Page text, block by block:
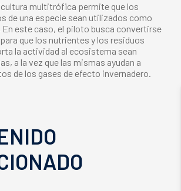
multitrófica permite que los
de una especie sean utilizados como
este caso, el piloto busca convertirse
que los nutrientes y los residuos
la actividad al ecosistema sean
a la vez que las mismas ayudan a
de los gases de efecto invernadero.